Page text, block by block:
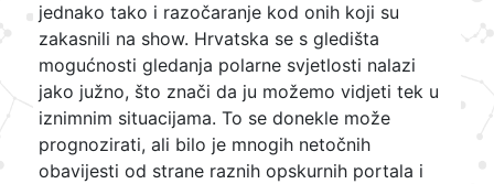
jednako tako i razočaranje kod onih koji su
zakasnili na show. Hrvatska se s gledišta
mogućnosti gledanja polarne svjetlosti nalazi
jako južno, što znači da ju možemo vidjeti tek u
iznimnim situacijama. To se donekle može
prognozirati, ali bilo je mnogih netočnih
obavijesti od strane raznih opskurnih portala i